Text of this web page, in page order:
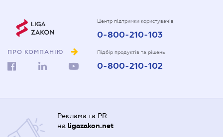
ПРО КОМПАНІЮ
Центр підтримки користувачів
0-800-210-103
Підбір продуктів та рішень
0-800-210-102
Реклама та PR
на ligazakon.net